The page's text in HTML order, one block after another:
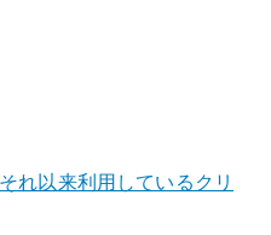
れ以来利用しているクリ